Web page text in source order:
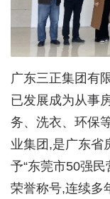
广东三正集团有
已发展成为从事
务、洗衣、环保
业集团,是广东省
予“东莞市50强民
荣誉称号,连续多